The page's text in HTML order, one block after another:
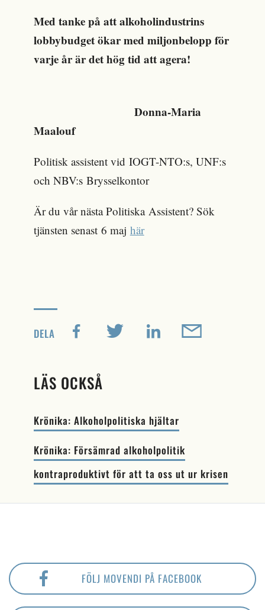
Med tanke på att alkoholindustrins
lobbybudget ökar med miljonbelopp för
varje år är det hög tid att agera!
Donna-Maria
Maalouf
Politisk assistent vid IOGT-NTO:s, UNF:s
och NBV:s Brysselkontor
Är du vår nästa Politiska Assistent? Sök
tjänsten senast 6 maj här
DELA
LÄS OCKSÅ
Krönika: Alkoholpolitiska hjältar
Krönika: Försämrad alkoholpolitik
kontraproduktivt för att ta oss ut ur krisen
FÖLJ MOVENDI PÅ FACEBOOK